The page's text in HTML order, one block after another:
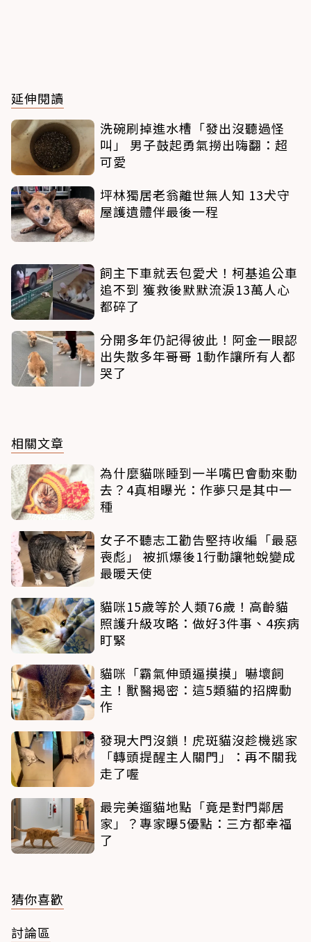
延伸閱讀
洗碗刷掉進水槽「發出沒聽過怪
叫」 男子鼓起勇氣撈出嗨翻：超
可愛
坪林獨居老翁離世無人知 13犬守
屋護遺體伴最後一程
飼主下車就丟包愛犬！柯基追公車
追不到 獲救後默默流淚13萬人心
都碎了
分開多年仍記得彼此！阿金一眼認
出失散多年哥哥 1動作讓所有人都
哭了
相關文章
為什麼貓咪睡到一半嘴巴會動來動
去？4真相曝光：作夢只是其中一
種
女子不聽志工勸告堅持收編「最惡
喪彪」 被抓爆後1行動讓牠蛻變成
最暖天使
貓咪15歲等於人類76歲！高齡貓
照護升級攻略：做好3件事、4疾病
盯緊
貓咪「霸氣伸頭逼摸摸」嚇壞飼
主！獸醫揭密：這5類貓的招牌動
作
發現大門沒鎖！虎斑貓沒趁機逃家
「轉頭提醒主人關門」：再不關我
走了喔
最完美遛貓地點「竟是對門鄰居
家」？專家曝5優點：三方都幸福
了
猜你喜歡
討論區